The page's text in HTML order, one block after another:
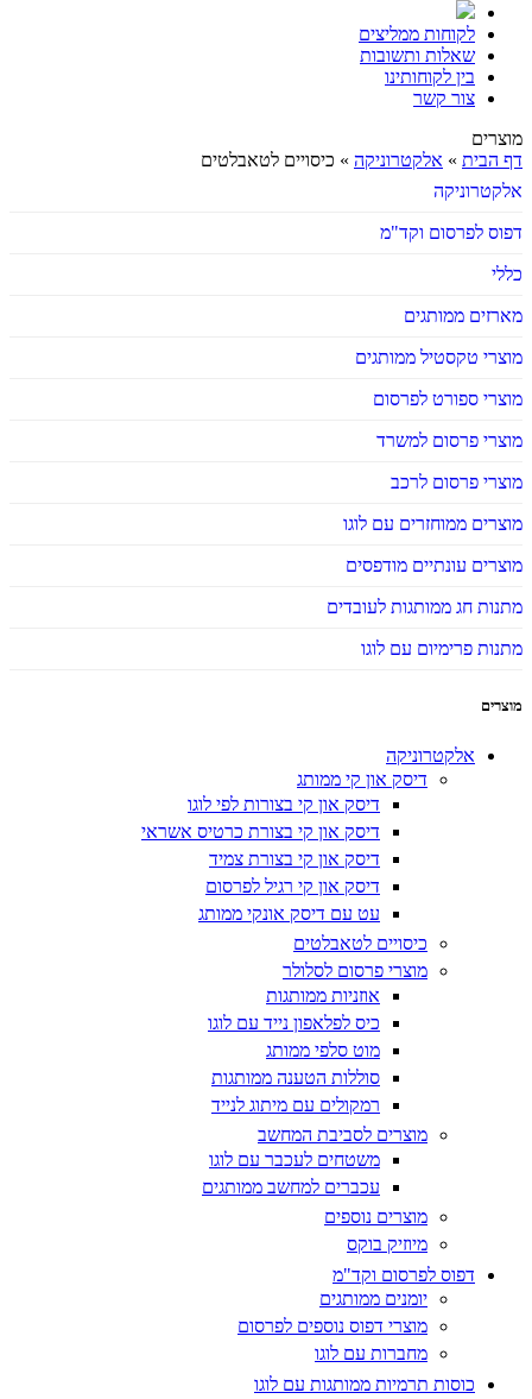
לקוחות ממליצים
שאלות ותשובות
בין לקוחותינו
צור קשר
מוצרים
דף הבית » אלקטרוניקה » כיסויים לטאבלטים
אלקטרוניקה
דפוס לפרסום וקד"מ
כללי
מארזים ממותגים
מוצרי טקסטיל ממותגים
מוצרי ספורט לפרסום
מוצרי פרסום למשרד
מוצרי פרסום לרכב
מוצרים ממוחזרים עם לוגו
מוצרים עונתיים מודפסים
מתנות חג ממותגות לעובדים
מתנות פרימיום עם לוגו
מוצרים
אלקטרוניקה
דיסק און קי ממותג
דיסק און קי בצורות לפי לוגו
דיסק און קי בצורת כרטיס אשראי
דיסק און קי בצורת צמיד
דיסק און קי רגיל לפרסום
עט עם דיסק אונקי ממותג
כיסויים לטאבלטים
מוצרי פרסום לסלולר
אוזניות ממותגות
כיס לפלאפון נייד עם לוגו
מוט סלפי ממותג
סוללות הטענה ממותגות
רמקולים עם מיתוג לנייד
מוצרים לסביבת המחשב
משטחים לעכבר עם לוגו
עכברים למחשב ממותגים
מוצרים נוספים
מיוזיק בוקס
דפוס לפרסום וקד"מ
יומנים ממותגים
מוצרי דפוס נוספים לפרסום
מחברות עם לוגו
כוסות תרמיות ממותגות עם לוגו